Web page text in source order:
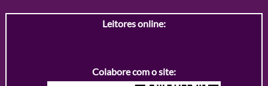
Leitores online:
Colabore com o site: